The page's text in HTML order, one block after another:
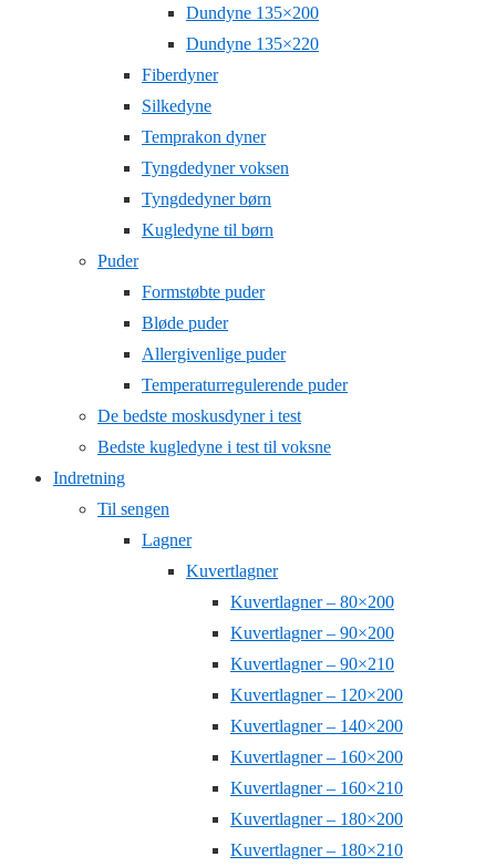
Dundyne 135×200
Dundyne 135×220
Fiberdyner
Silkedyne
Temprakon dyner
Tyngdedyner voksen
Tyngdedyner børn
Kugledyne til børn
Puder
Formstøbte puder
Bløde puder
Allergivenlige puder
Temperaturregulerende puder
De bedste moskusdyner i test
Bedste kugledyne i test til voksne
Indretning
Til sengen
Lagner
Kuvertlagner
Kuvertlagner – 80×200
Kuvertlagner – 90×200
Kuvertlagner – 90×210
Kuvertlagner – 120×200
Kuvertlagner – 140×200
Kuvertlagner – 160×200
Kuvertlagner – 160×210
Kuvertlagner – 180×200
Kuvertlagner – 180×210